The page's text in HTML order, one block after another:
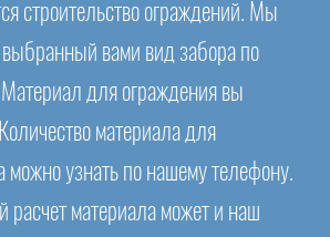
строительство ограждений. Мы
выбранный вами вид забора по
для ограждения вы
материала для
можно узнать по нашему телефону.
расчет материала может и наш